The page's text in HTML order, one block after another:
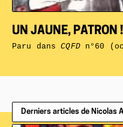
UN JAUNE, PATRON !
Paru dansCQFDn°60
Derniers articles de Nicolas